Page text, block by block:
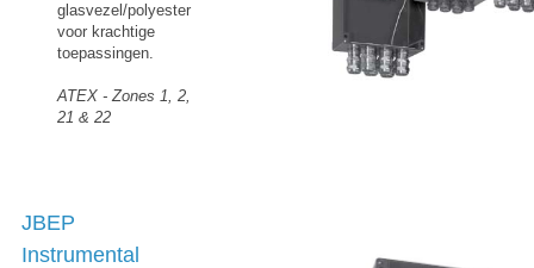
glasvezel/polyester
voor krachtige
toepassingen.
ATEX - Zones 1, 2,
21 & 22
JBEP
Instrumental